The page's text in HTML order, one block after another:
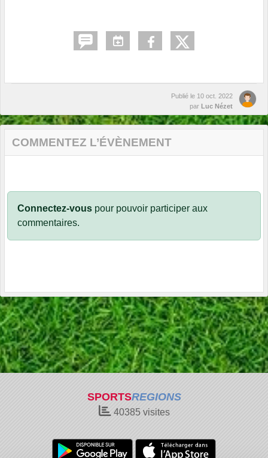
Publié le 10 oct. 2022
par Luc Nézet
COMMENTEZ L’ÉVÈNEMENT
Connectez-vous pour pouvoir participer aux
commentaires.
SPORTSREGIONS
40385visites